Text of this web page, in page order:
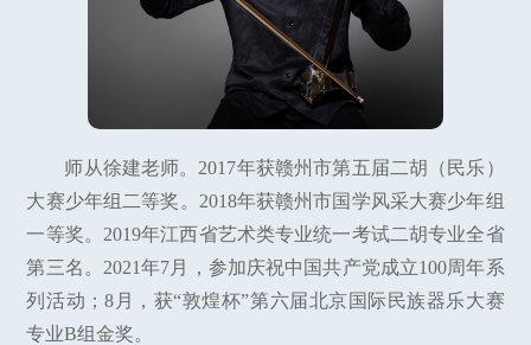
师从徐建老师。2017年获赣州市第五届二胡（民乐）
大赛少年组二等奖。2018年获赣州市国学风采大赛少年组
一等奖。2019年江西省艺术类专业统一考试二胡专业全省
第三名。2021年7月，参加庆祝中国共产党成立100周年系
列活动；8月，获“敦煌杯”第六届北京国际民族器乐大赛
专业B组金奖。